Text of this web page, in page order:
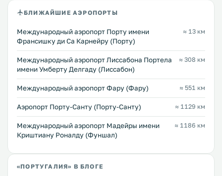
БЛИЖАЙШИЕ АЭРОПОРТЫ
Международный аэропорт Порту имени
Франсишку ди Са Карнейру (Порту)
≈ 13 км
Международный аэропорт Лиссабона Портела
имени Умберту Делгаду (Лиссабон)
≈ 308 км
Международный аэропорт Фару (Фару) ≈ 551 км
Аэропорт Порту-Санту (Порту-Санту) ≈ 1129 км
Международный аэропорт Мадейры имени
Криштиану Роналду (Фуншал)
≈ 1186 км
«ПОРТУГАЛИЯ» В БЛОГЕ